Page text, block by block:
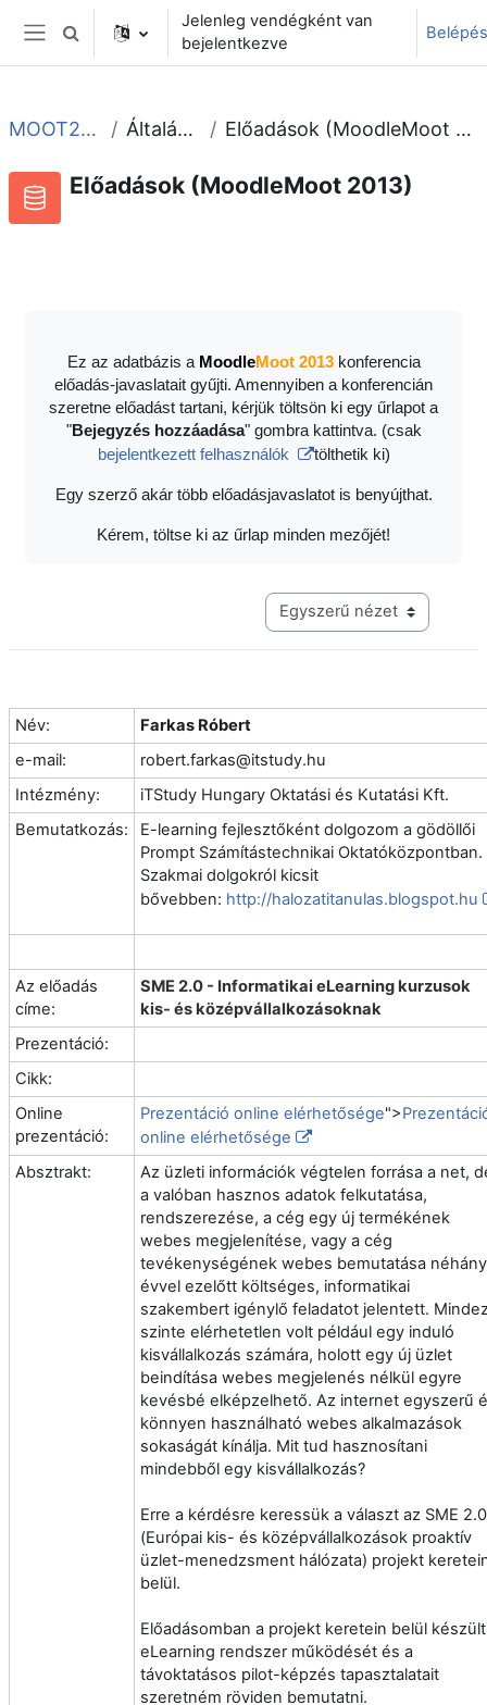
Tovább a fő tartalomhoz
Oldalpanel
Keresési bemeneti adatok váltása
Jelenleg vendégként van
bejelentkezve
Belépés
MOOT2013 Általános Előadások (MoodleMoot 2013)
Előadások (MoodleMoot 2013)
Ez az adatbázis a MoodleMoot 2013konferencia
előadás-javaslatait gyűjti. Amennyiben a konferencián
szeretne előadást tartani, kérjük töltsön ki egy űrlapot a
"Bejegyzés hozzáadása" gombra kattintva. (csak
bejelentkezett felhasználók
tölthetik ki)
Egy szerző akár több előadásjavaslatot is benyújthat.
Kérem, töltse ki az űrlap minden mezőjét!
Harmadik szintű navigáció
Név:
Farkas Róbert
e-mail:
robert.farkas@itstudy.hu
Intézmény:
iTStudy Hungary Oktatási és Kutatási Kft.
Bemutatkozás:
E-learning fejlesztőként dolgozom a gödöllői
Prompt Számítástechnikai Oktatóközpontban.
Szakmai dolgokról kicsit
bővebben: http://halozatitanulas.blogspot.hu
Az előadás
címe:
SME 2.0 - Informatikai eLearning kurzusok
kis- és középvállalkozásoknak
Prezentáció:
Cikk:
Online
prezentáció:
Prezentáció online elérhetősége">
online elérhetősége
Absztrakt:
Az üzleti információk végtelen forrása a net,
a valóban hasznos adatok felkutatása,
rendszerezése, a cég egy új termékének
webes megjelenítése, vagy a cég
tevékenységének webes bemutatása néhány
évvel ezelőtt költséges, informatikai
szakembert igénylő feladatot jelentett.
szinte elérhetetlen volt például egy induló
kisvállalkozás számára, holott egy új üzlet
beindítása webes megjelenés nélkül egyre
kevésbé elképzelhető. Az internet egyszerű
könnyen használható webes alkalmazások
sokaságát kínálja. Mit tud hasznosítani
mindebből egy kisvállalkozás?
Erre a kérdésre keressük a választ az SME 2.0
(Európai kis- és középvállalkozások proaktív
üzlet-menedzsment hálózata) projekt
belül.
Előadásomban a projekt keretein belül készült
eLearning rendszer működését és a
távoktatásos pilot-képzés tapasztalatait
szeretném röviden bemutatni.